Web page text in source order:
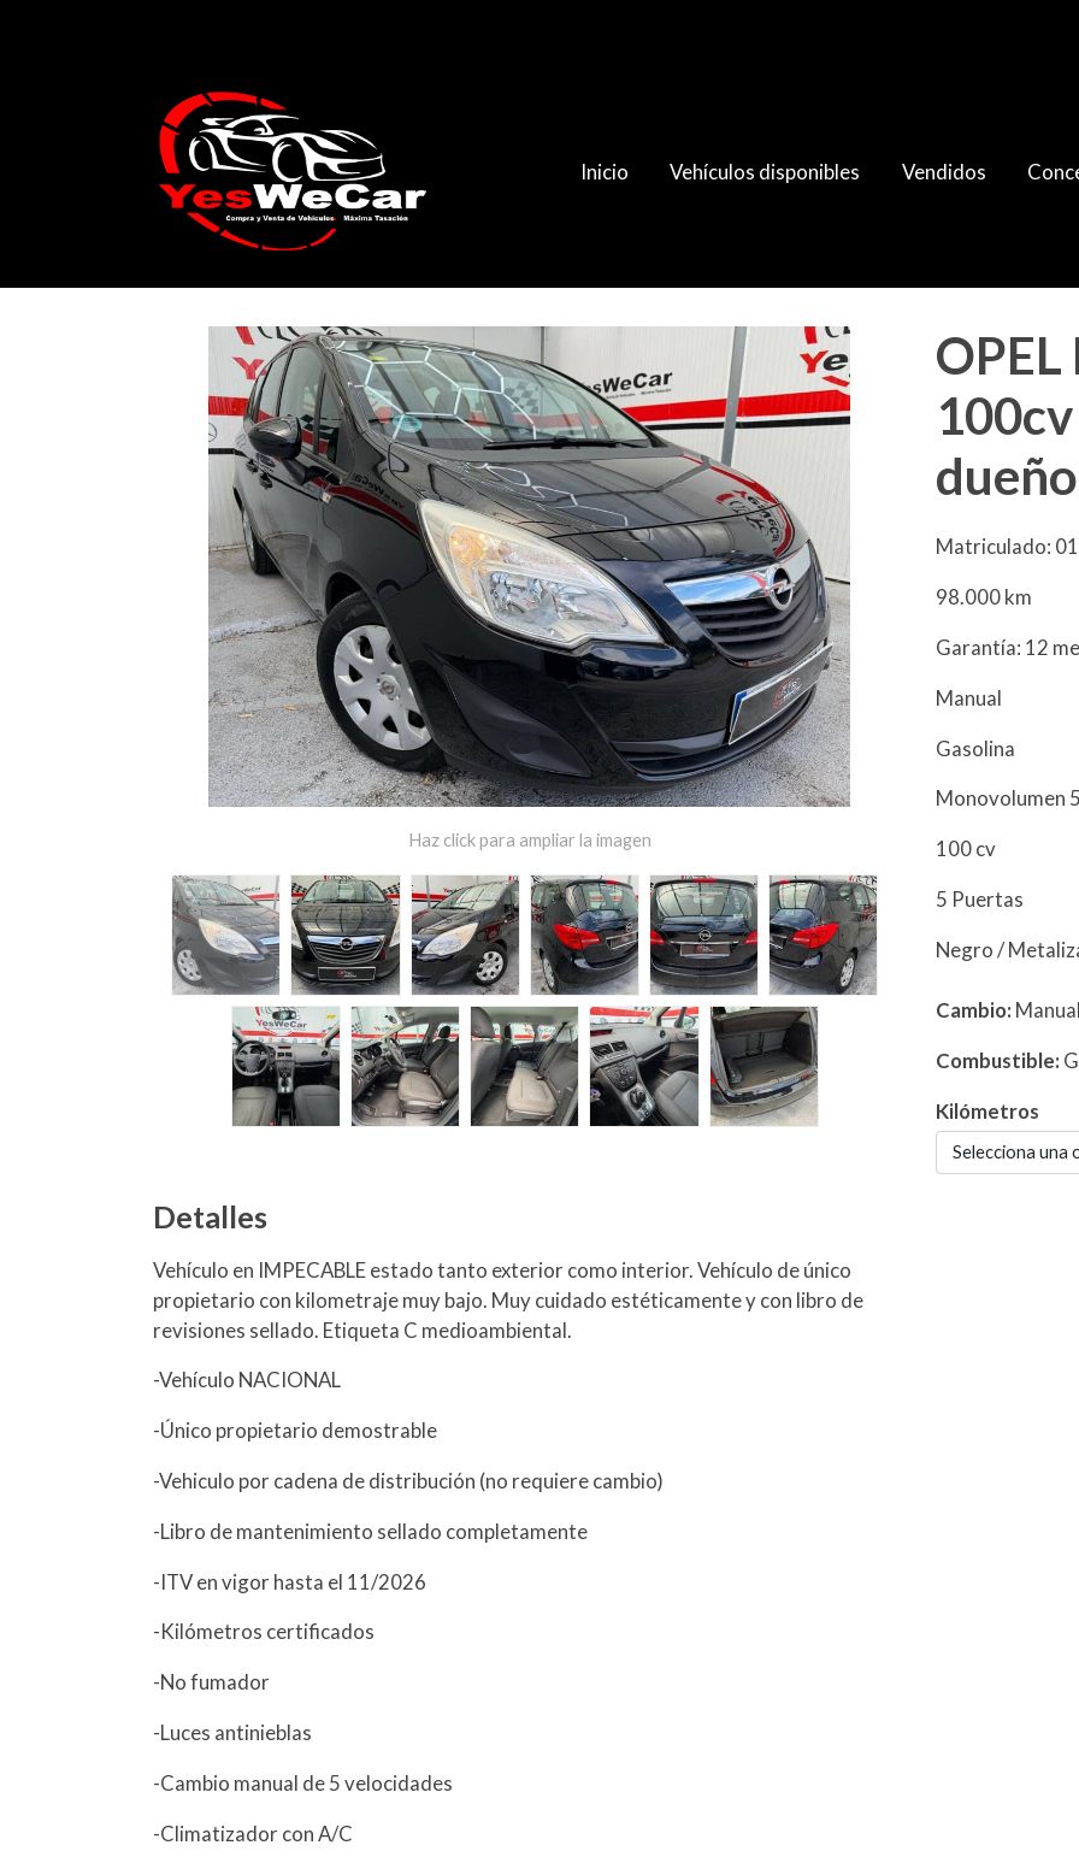
Inicio Vehículos disponibles Vendidos
Catálogo OPEL MERIVA 1.4 100cv 2012 Unico dueño (C)
Haz click para ampliar la imagen
Detalles
Vehículo en IMPECABLE estado tanto exterior como interior. Vehículo de único
propietario con kilometraje muy bajo. Muy cuidado estéticamente y con libro de
revisiones sellado. Etiqueta C medioambiental.
-Vehículo NACIONAL
-Único propietario demostrable
-Vehiculo por cadena de distribución (no requiere cambio)
-Libro de mantenimiento sellado completamente
-ITV en vigor hasta el 11/2026
-Kilómetros certificados
-No fumador
-Luces antinieblas
-Cambio manual de 5 velocidades
-Climatizador con A/C
Matriculado:
98.000 km
Garantía: 12
Manual
Gasolina
Monovolumen
100 cv
5 Puertas
Negro /
Cambio: Manual
Combustible:
Kilómetros
Selecciona una